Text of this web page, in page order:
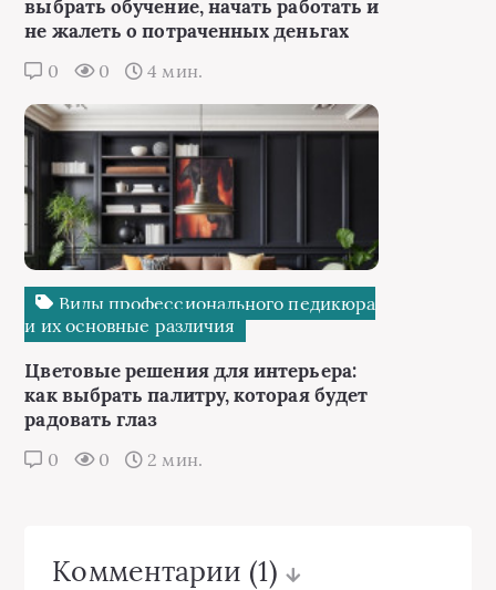
выбрать обучение, начать работать и
не жалеть о потраченных деньгах
0 0 4 мин.
Виды профессионального педикюра
и их основные различия
Цветовые решения для интерьера:
как выбрать палитру, которая будет
радовать глаз
0 0 2 мин.
Комментарии (1)